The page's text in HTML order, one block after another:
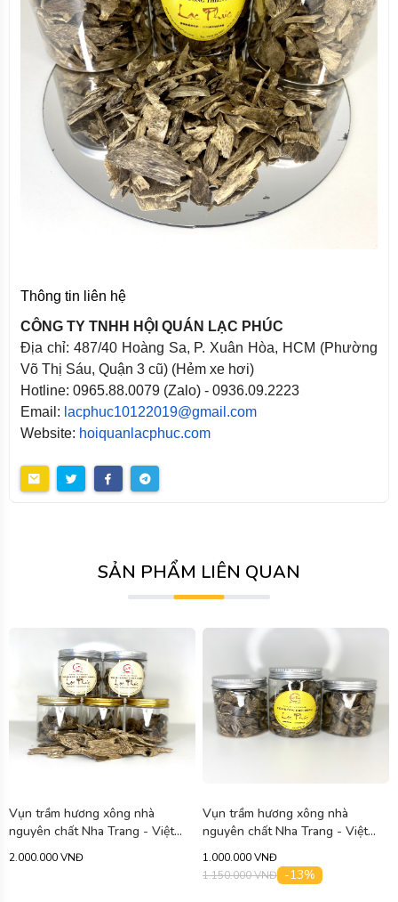
Thông tin liên hệ
CÔNG TY TNHH HỘI QUÁN LẠC PHÚC
Địa chỉ: 487/40 Hoàng Sa, P. Xuân Hòa, HCM (Phường
Võ Thị Sáu, Quận 3 cũ) (Hẻm xe hơi)
Hotline: 0965.88.0079 (Zalo) - 0936.09.2223
Email: lacphuc10122019@gmail.com
Website: hoiquanlacphuc.com
SẢN PHẨM LIÊN QUAN
Vụn trầm hương xông nhà
nguyên chất Nha Trang - Việt
Nam TM01
2.000.000 VNĐ
Vụn trầm hương xông nhà
nguyên chất Nha Trang - Việt
Nam TM03
1.000.000 VNĐ
1.150.000 VNĐ -13%